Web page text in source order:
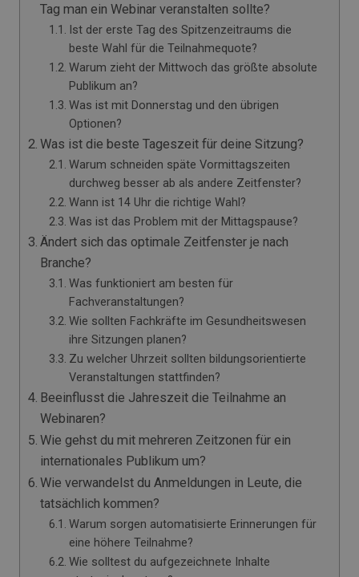
Tag man ein Webinar veranstalten sollte?
Ist der erste Tag des Spitzenzeitraums die
beste Wahl für die Teilnahmequote?
Warum zieht der Mittwoch das größte absolute
Publikum an?
Was ist mit Donnerstag und den übrigen
Optionen?
Was ist die beste Tageszeit für deine Sitzung?
Warum schneiden späte Vormittagszeiten
durchweg besser ab als andere Zeitfenster?
Wann ist 14 Uhr die richtige Wahl?
Was ist das Problem mit der Mittagspause?
Ändert sich das optimale Zeitfenster je nach
Branche?
Was funktioniert am besten für
Fachveranstaltungen?
Wie sollten Fachkräfte im Gesundheitswesen
ihre Sitzungen planen?
Zu welcher Uhrzeit sollten bildungsorientierte
Veranstaltungen stattfinden?
Beeinflusst die Jahreszeit die Teilnahme an
Webinaren?
Wie gehst du mit mehreren Zeitzonen für ein
internationales Publikum um?
Wie verwandelst du Anmeldungen in Leute, die
tatsächlich kommen?
Warum sorgen automatisierte Erinnerungen für
eine höhere Teilnahme?
Wie solltest du aufgezeichnete Inhalte